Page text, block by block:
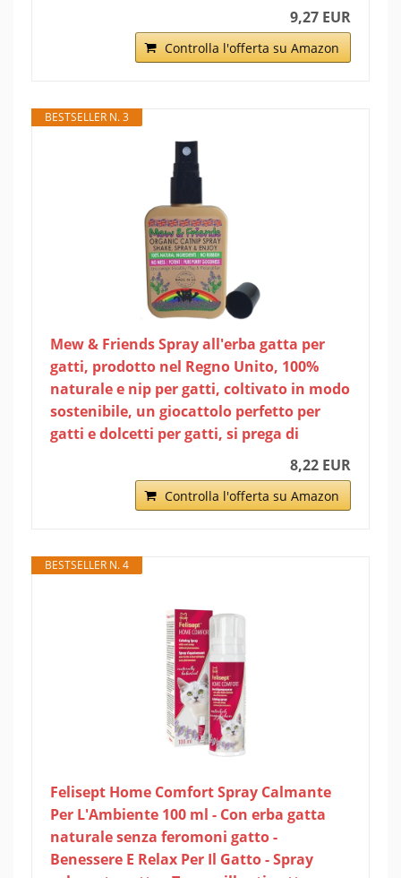
9,27 EUR
Controlla l'offerta su Amazon
BESTSELLER N. 3
Mew & Friends Spray all'erba gatta per
gatti, prodotto nel Regno Unito, 100%
naturale e nip per gatti, coltivato in modo
sostenibile, un giocattolo perfetto per
gatti e dolcetti per gatti, si prega di
8,22 EUR
Controlla l'offerta su Amazon
BESTSELLER N. 4
Felisept Home Comfort Spray Calmante
Per L'Ambiente 100 ml - Con erba gatta
naturale senza feromoni gatto -
Benessere E Relax Per Il Gatto - Spray